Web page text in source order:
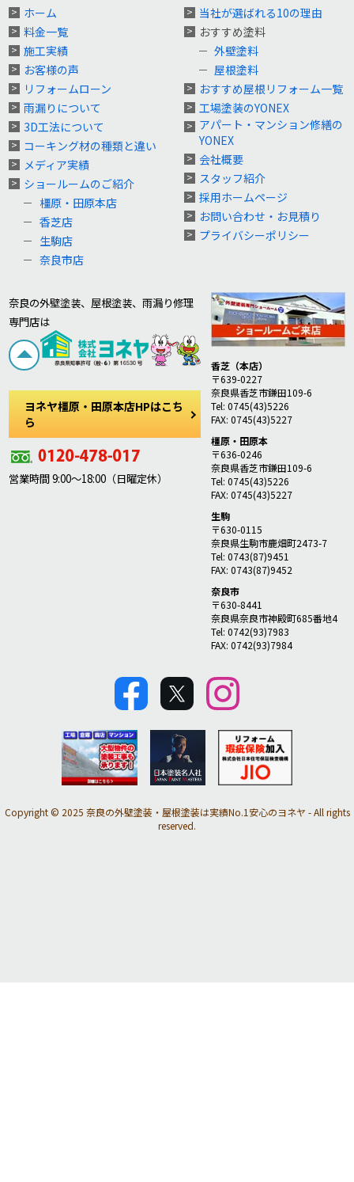
ホーム
料金一覧
施工実績
お客様の声
リフォームローン
雨漏りについて
3D工法について
コーキング材の種類と違い
メディア実績
ショールームのご紹介
橿原・田原本店
香芝店
生駒店
奈良市店
当社が選ばれる10の理由
おすすめ塗料
外壁塗料
屋根塗料
おすすめ屋根リフォーム一覧
工場塗装のYONEX
アパート・マンション修繕の
YONEX
会社概要
スタッフ紹介
採用ホームページ
お問い合わせ・お見積り
プライバシーポリシー
奈良の外壁塗装、屋根塗装、雨漏り修理
専門店は
ヨネヤ橿原・田原本店HPはこち
ら
営業時間 9:00～18:00（日曜定休）
香芝（本店）
〒639-0227
奈良県香芝市鎌田109-6
Tel: 0745(43)5226
FAX: 0745(43)5227
橿原・田原本
〒636-0246
奈良県香芝市鎌田109-6
Tel: 0745(43)5226
FAX: 0745(43)5227
生駒
〒630-0115
奈良県生駒市鹿畑町2473-7
Tel: 0743(87)9451
FAX: 0743(87)9452
奈良市
〒630-8441
奈良県奈良市神殿町685番地4
Tel: 0742(93)7983
FAX: 0742(93)7984
Copyright © 2025 奈良の外壁塗装・屋根塗装は実績No.1安心のヨネヤ - All rights
reserved.